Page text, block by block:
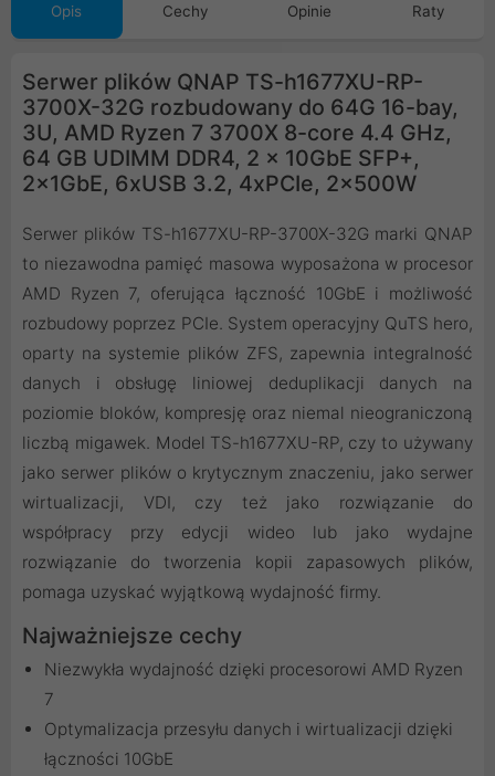
Opis Cechy Opinie Raty
Serwer plików QNAP TS-h1677XU-RP-
3700X-32G rozbudowany do 64G 16-bay,
3U, AMD Ryzen 7 3700X 8-core 4.4 GHz,
64 GB UDIMM DDR4, 2 x 10GbE SFP+,
2x1GbE, 6xUSB 3.2, 4xPCIe, 2x500W
Serwer plików TS-h1677XU-RP-3700X-32G marki QNAP
to niezawodna pamięć masowa wyposażona w procesor
AMD Ryzen 7, oferująca łączność 10GbE i możliwość
rozbudowy poprzez PCIe. System operacyjny QuTS hero,
oparty na systemie plików ZFS, zapewnia integralność
danych i obsługę liniowej deduplikacji danych na
poziomie bloków, kompresję oraz niemal nieograniczoną
liczbą migawek. Model TS-h1677XU-RP, czy to używany
jako serwer plików o krytycznym znaczeniu, jako serwer
wirtualizacji, VDI, czy też jako rozwiązanie do
współpracy przy edycji wideo lub jako wydajne
rozwiązanie do tworzenia kopii zapasowych plików,
pomaga uzyskać wyjątkową wydajność firmy.
Najważniejsze cechy
Niezwykła wydajność dzięki procesorowi AMD Ryzen
7
Optymalizacja przesyłu danych i wirtualizacji dzięki
łączności 10GbE